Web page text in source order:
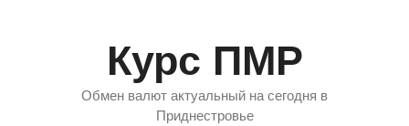
Курс ПМР
Обмен валют актуальный на сегодня в
Приднестровье